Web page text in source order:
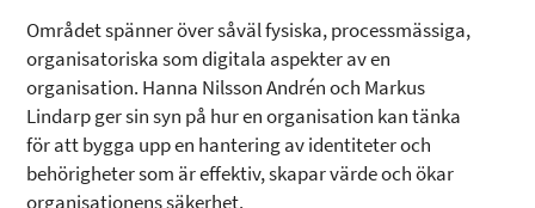
Området spänner över såväl fysiska, processmässiga,
organisatoriska som digitala aspekter av en
organisation. Hanna Nilsson Andrén och Markus
Lindarp ger sin syn på hur en organisation kan tänka
för att bygga upp en hantering av identiteter och
behörigheter som är effektiv, skapar värde och ökar
organisationens säkerhet.